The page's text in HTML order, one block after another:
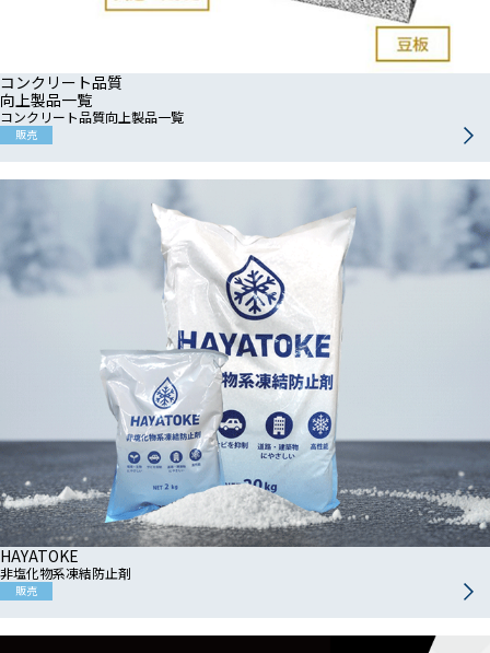
コンクリート品質
向上製品一覧
コンクリート品質向上製品一覧
販売
HAYATOKE
非塩化物系凍結防止剤
販売